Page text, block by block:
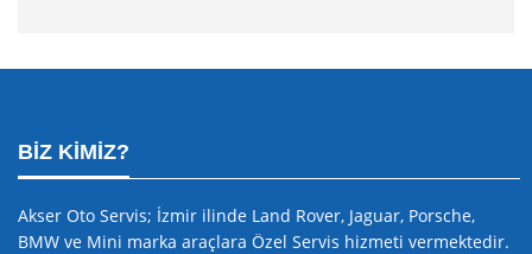
BIZ KIMIZ?
Akser Oto Servis; İzmir ilinde Land Rover, Jaguar, Porsche,
BMW ve Mini marka araçlara Özel Servis hizmeti vermektedir.